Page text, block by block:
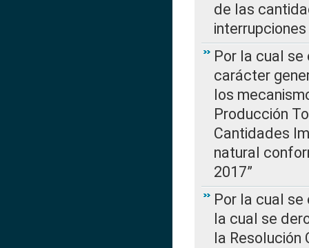
de las
Por la cual
carácter
los
Producción
Cantidades
natural
2017”
Por la cual
la cual se
la Resolución